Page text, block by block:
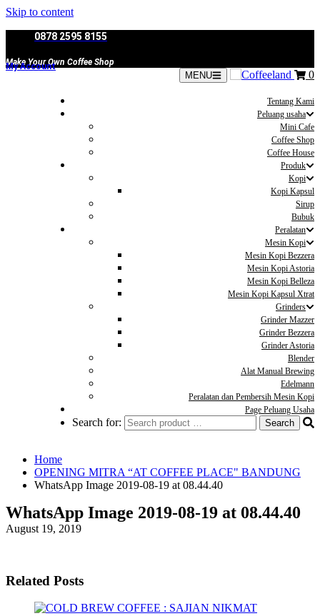
Skip to content
0878 2595 8155
Make Your Own Coffee Shop
My Account
MENU 0
Tentang Kami
Peluang usaha
Mini Cafe
Coffee Shop
Coffee House
Produk
Kopi
Kopi Kapsul
Sirup
Bubuk
Peralatan
Mesin Kopi
Mesin Kopi Bezzera
Mesin Kopi Astoria
Mesin Kopi Belleza
Mesin Kopi Kapsul Xtrat
Grinders
Grinder Mazzer
Grinder Bezzera
Grinder Astoria
Blender
Alat Manual Brewing
Edelmann
Peralatan dan Pembersih Mesin Kopi
Page Peluang Usaha
Search for:
Home
OPENING MITRA “AT COFFEE PLACE" BANDUNG
WhatsApp Image 2019-08-19 at 08.44.40
WhatsApp Image 2019-08-19 at 08.44.40
August 19, 2019
Related Posts